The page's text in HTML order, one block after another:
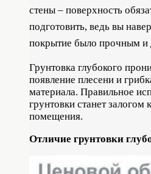
стены – поверхность
подготовить, ведь вы
покрытие было прочным и
Грунтовка глубокого
появление плесени и
материала. Правильное
грунтовки станет залогом
помещения.
Отличие грунтовки